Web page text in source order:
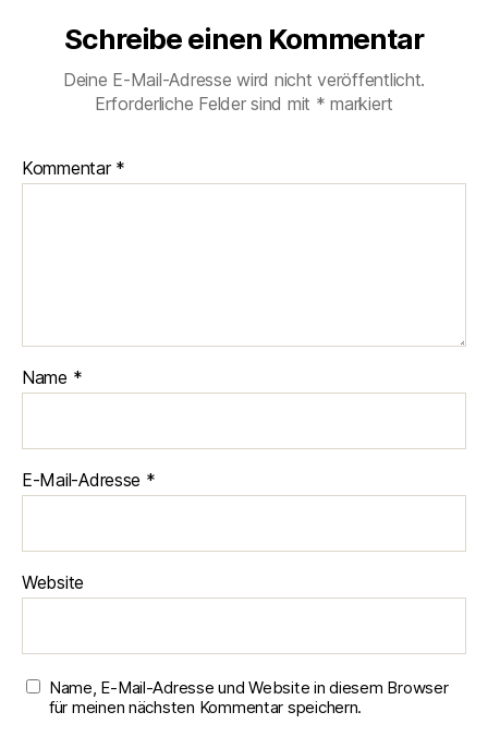
Schreibe einen Kommentar
Deine E-Mail-Adresse wird nicht veröffentlicht.
Erforderliche Felder sind mit * markiert
Kommentar *
Name *
E-Mail-Adresse *
Website
Name, E-Mail-Adresse und Website in diesem Browser
für meinen nächsten Kommentar speichern.